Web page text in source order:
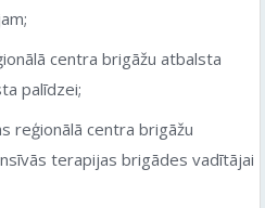
centra brigāžu atbalsta
palīdzei;
reģionālā centra brigāžu
terapijas brigādes vadītājai